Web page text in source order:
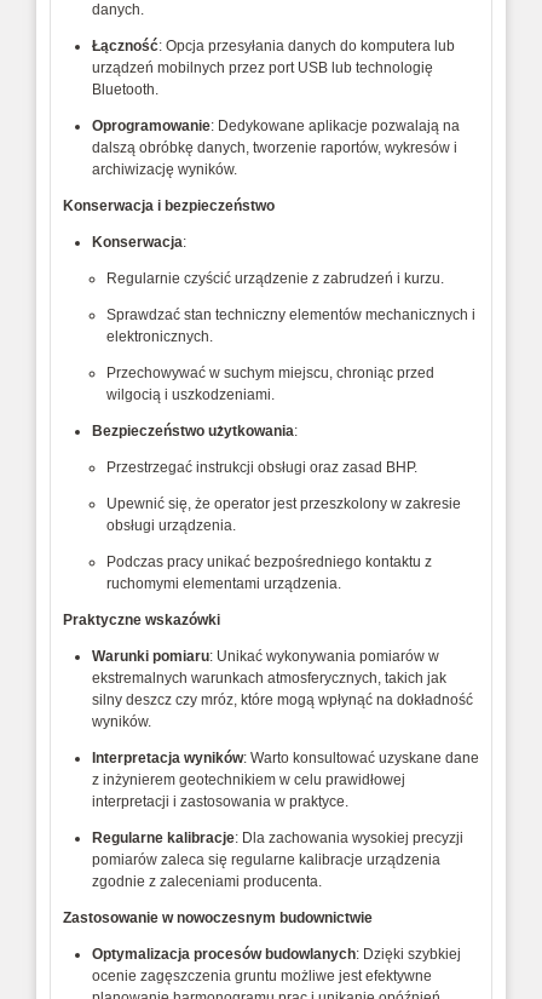
danych.
Łączność: Opcja przesyłania danych do komputera lub
urządzeń mobilnych przez port USB lub technologię
Bluetooth.
Oprogramowanie: Dedykowane aplikacje pozwalają na
dalszą obróbkę danych, tworzenie raportów, wykresów i
archiwizację wyników.
Konserwacja i bezpieczeństwo
Konserwacja:
Regularnie czyścić urządzenie z zabrudzeń i kurzu.
Sprawdzać stan techniczny elementów mechanicznych i
elektronicznych.
Przechowywać w suchym miejscu, chroniąc przed
wilgocią i uszkodzeniami.
Bezpieczeństwo użytkowania:
Przestrzegać instrukcji obsługi oraz zasad BHP.
Upewnić się, że operator jest przeszkolony w zakresie
obsługi urządzenia.
Podczas pracy unikać bezpośredniego kontaktu z
ruchomymi elementami urządzenia.
Praktyczne wskazówki
Warunki pomiaru: Unikać wykonywania pomiarów w
ekstremalnych warunkach atmosferycznych, takich jak
silny deszcz czy mróz, które mogą wpłynąć na dokładność
wyników.
Interpretacja wyników: Warto konsultować uzyskane dane
z inżynierem geotechnikiem w celu prawidłowej
interpretacji i zastosowania w praktyce.
Regularne kalibracje: Dla zachowania wysokiej precyzji
pomiarów zaleca się regularne kalibracje urządzenia
zgodnie z zaleceniami producenta.
Zastosowanie w nowoczesnym budownictwie
Optymalizacja procesów budowlanych: Dzięki szybkiej
ocenie zagęszczenia gruntu możliwe jest efektywne